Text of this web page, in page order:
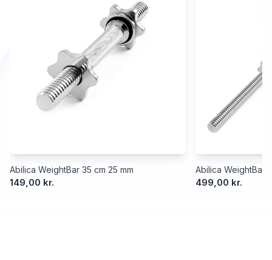
Abilica WeightBar 35 cm 25 mm
149,00 kr.
Abilica WeightBar
499,00 kr.